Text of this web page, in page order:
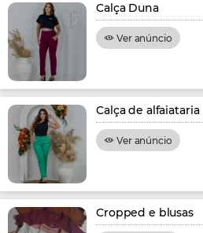
Calça Duna
Ver anúncio
Calça de alfaiataria
Ver anúncio
Cropped e blusas